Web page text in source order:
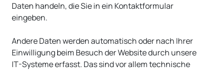
Daten handeln, die Sie in ein Kontaktformular
eingeben.
Andere Daten werden automatisch oder nach Ihrer
Einwilligung beim Besuch der Website durch unsere
IT-Systeme erfasst. Das sind vor allem technische